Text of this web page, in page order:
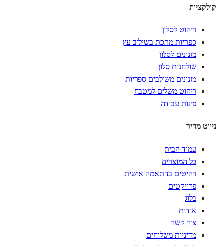
קולקציות
ריהוט לסלון
ספריות מתכת בשילוב עץ
מזנונים לסלון
שולחנות סלון
מזנונים משולבים ספריות
ריהוט משלים למטבח
פינות עבודה
ניווט מהיר
עמוד הבית
כל המוצרים
רהיטים בהתאמה אישית
פרויקטים
בלוג
אודות
צור קשר
מדיניות משלוחים